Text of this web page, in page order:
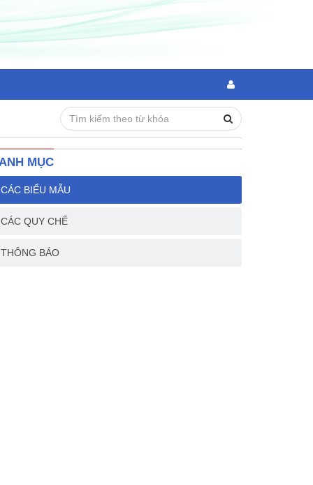
MỤC
CÁC BIỂU MẪU
CÁC QUY CHẾ
THÔNG BÁO